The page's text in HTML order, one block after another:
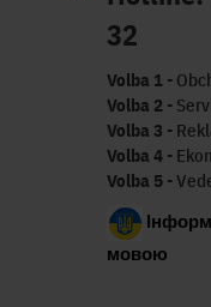
32
Volba 1 -
Volba 2 -
Volba 3 -
Volba 4 -
Volba 5 -
мовою